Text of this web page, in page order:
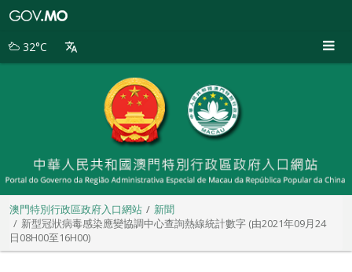
別
32°C
澳門特別行政區政府入口網站
新聞
新型冠狀病毒感染應變協調中心查詢熱線統計數字 (由2021年09月24
日08H00至16H00)